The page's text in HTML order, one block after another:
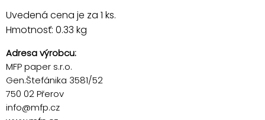
Uvedená cena je za 1 ks.
Hmotnosť: 0.33 kg
Adresa výrobcu:
MFP paper s.r.o.
Gen.Štefánika 3581/52
750 02 Přerov
info@mfp.cz